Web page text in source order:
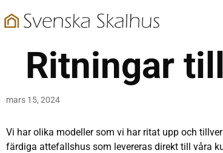
till
Ritningar
mars 15, 2024
Vi har olika modeller som vi har ritat upp och
färdiga attefallshus som levereras direkt till våra